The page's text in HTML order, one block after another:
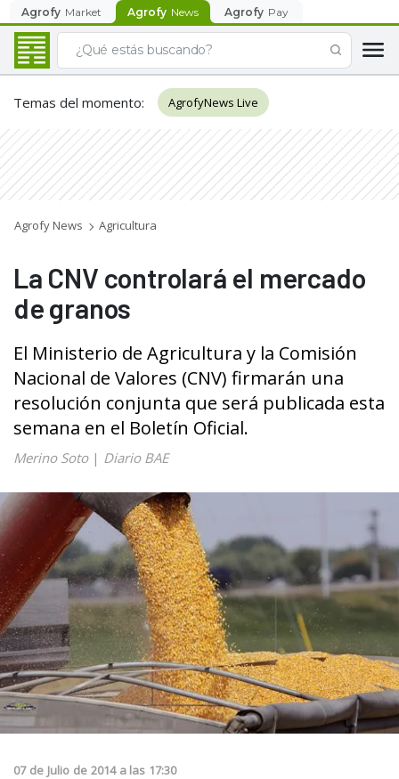
Agrofy Market Agrofy News Agrofy Pay
Temas del momento: AgrofyNews Live
Agrofy News Agricultura
La CNV controlará el mercado
de granos
El Ministerio de Agricultura y la Comisión
Nacional de Valores (CNV) firmarán una
resolución conjunta que será publicada esta
semana en el Boletín Oficial.
Merino Soto| Diario BAE
07 de Julio de 2014 a las 17:30